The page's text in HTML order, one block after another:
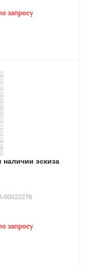
запросу
00022276
запросу